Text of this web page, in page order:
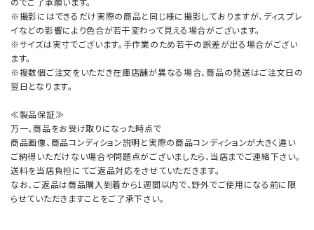
※撮影にはできるだけ実際の商品と同じ様に撮影しておりますが、ディスプレ
イなどの影響により色合が若干変わって見える場合がございます。
※サイズは実寸でございます。手作業のため若干の誤差が出る場合がござい
ます。
※複数個ご注文をいただき在庫店舗が異なる場合、商品の発送はご注文日の
翌日となります。
≪製品保証≫
万一、商品をお受け取りになった時点で
商品画像、商品コンディション説明と実際の商品コンディションが大きく違い
ご納得いただけない場合や問題点がございましたら、当店までご連絡下さい。
送料を当店負担にてご返品対応をさせていただきます。
なお、ご返品は商品購入到着から1週間以内で、野外でご使用になる前に限
らせていただきますことをご了承下さい。